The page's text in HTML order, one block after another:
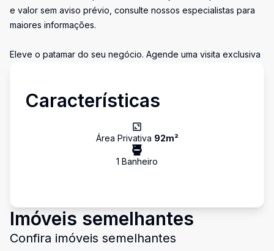
e valor sem aviso prévio, consulte nossos especialistas para
maiores informações.
Eleve o patamar do seu negócio. Agende uma visita exclusiva
Características
Área Privativa 92m²
1 Banheiro
Imóveis semelhantes
Confira imóveis semelhantes